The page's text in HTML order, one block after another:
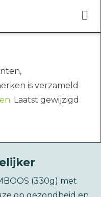
is verzameld
. Laatst gewijzigd
(330g) met